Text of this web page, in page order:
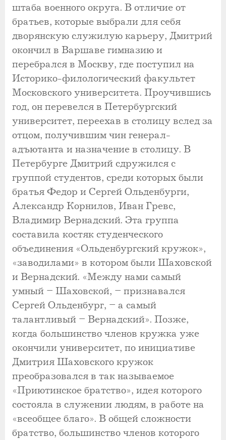
штаба военного округа. В отличие от
братьев, которые выбрали для себя
дворянскую служилую карьеру, Дмитрий
окончил в Варшаве гимназию и
перебрался в Москву, где поступил на
Историко-филологический факультет
Московского университета. Проучившись
год, он перевелся в Петербургский
университет, переехав в столицу вслед за
отцом, получившим чин генерал-
адъютанта и назначение в столицу. В
Петербурге Дмитрий сдружился с
группой студентов, среди которых были
братья Федор и Сергей Ольденбурги,
Александр Корнилов, Иван Гревс,
Владимир Вернадский. Эта группа
составила костяк студенческого
объединения «Ольденбургский кружок»,
«заводилами» в котором были Шаховской
и Вернадский. «Между нами самый
умный – Шаховской, – признавался
Сергей Ольденбург, – а самый
талантливый – Вернадский». Позже,
когда большинство членов кружка уже
окончили университет, по инициативе
Дмитрия Шаховского кружок
преобразовался в так называемое
«Приютинское братство», идея которого
состояла в служении людям, в работе на
«всеобщее благо». В общей сложности
братство, большинство членов которого